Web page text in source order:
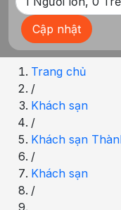
Cập nhật
Trang chủ
/
Khách sạn
/
Khách sạn
/
Khách sạn
/